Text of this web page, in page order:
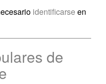
identificarse en
de